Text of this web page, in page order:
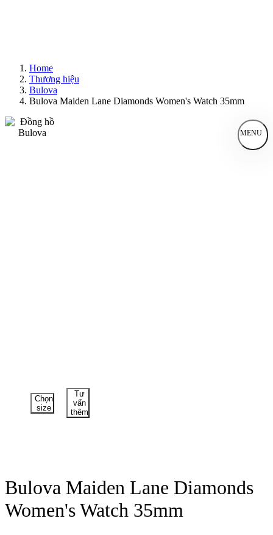
Home
Thương hiệu
Bulova
Bulova Maiden Lane Diamonds Women's Watch 35mm
MENU
Chọn
size
Tư
vấn
thêm
Bulova Maiden Lane Diamonds
Women's Watch 35mm